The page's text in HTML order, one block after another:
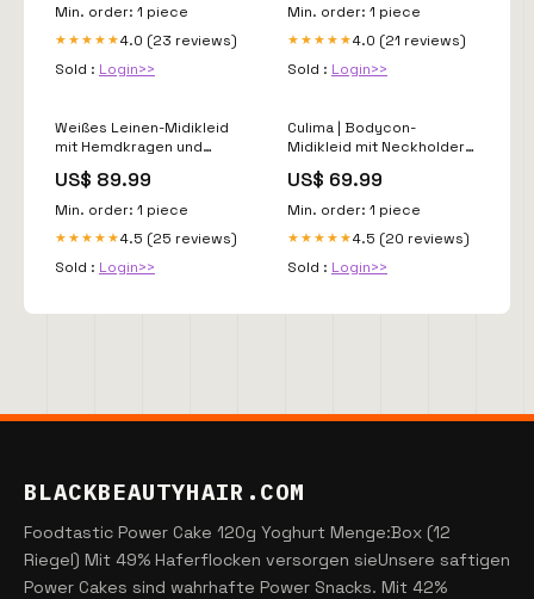
Min. order: 1 piece
★★★★★4.0 (23 reviews)
Sold : Login>>
Min. order: 1 piece
★★★★★4.0 (21 reviews)
Sold : Login>>
Weißes Leinen-Midikleid
mit Hemdkragen und
US$ 89.99
Min. order: 1 piece
★★★★★4.5 (25 reviews)
Sold : Login>>
Culima | Bodycon-
Midikleid mit Neckholder
US$ 69.99
Min. order: 1 piece
★★★★★4.5 (20 reviews)
Sold : Login>>
BLACKBEAUTYHAIR.COM
Foodtastic Power Cake 120g Yoghurt Menge:Box (12
Riegel) Mit 49% Haferflocken versorgen sieUnsere saftigen
Power Cakes sind wahrhafte Power Snacks. Mit 42%